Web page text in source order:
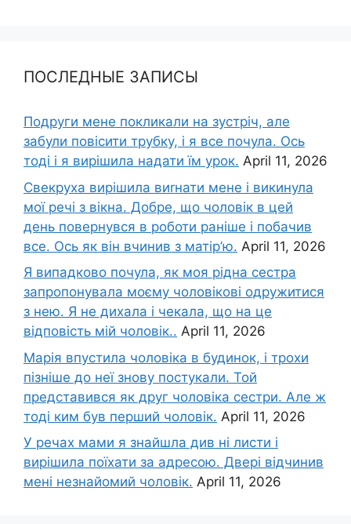
ПОСЛЕДНЫЕ ЗАПИСЫ
Подруги мене покликали на зустріч, але
забули повісити трубку, і я все почула. Ось
тоді і я вирішила надати їм урок. April 11, 2026
Свекруха вирішила виrнати мене і викинула
мої речі з вікна. Добре, що чоловік в цей
день повернувся в роботи раніше і побачив
все. Ось як він вчинив з матір’ю. April 11, 2026
Я випадково почула, як моя рідна сестра
запропонувала моєму чоловікові одружитися
з нею. Я не дихала і чекала, що на це
відповість мій чоловік.. April 11, 2026
Марія впустила чоловіка в будинок, і трохи
пізніше до неї знову постукали. Той
представився як друг чоловіка сестри. Але ж
тоді ким був перший чоловік. April 11, 2026
У речах мами я знайшла див ні листи і
вирішила поїхати за адресою. Двері відчинив
мені незнайомий чоловік. April 11, 2026